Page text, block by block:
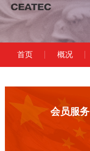
首页 概况
会员服务